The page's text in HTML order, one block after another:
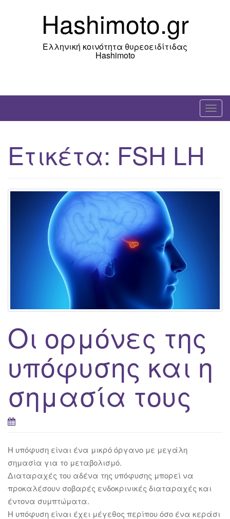
Hashimoto.gr
Ελληνική κοινότητα θυρεοειδίτιδας
Hashimoto
T
o
n
Ετικέτα: FSH LH
Οι ορμόνες της
υπόφυσης και η
σημασία τους
H υπόφυση είναι ένα μικρό όργανο με μεγάλη
σημασία για το μεταβολισμό.
Διαταραχές του αδένα της υπόφυσης μπορεί να
προκαλέσουν σοβαρές ενδοκρινικές διαταραχές και
έντονα συμπτώματα.
Η υπόφυση είναι έχει μέγεθος περίπου όσο ένα κεράσι